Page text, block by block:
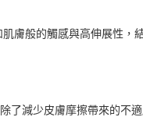
膚般的觸感與高伸展性，
了減少皮膚摩擦帶來的不